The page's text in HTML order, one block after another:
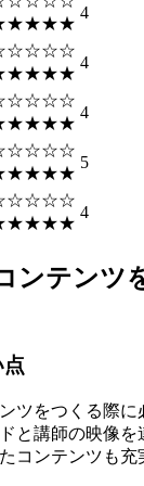
4
4
4
5
4
ンテンツ
ツをつくる際に
と講師の映像
コンテンツも充